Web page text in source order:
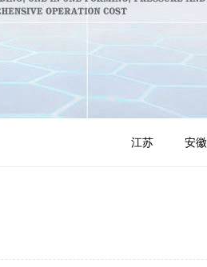
江苏 安徽